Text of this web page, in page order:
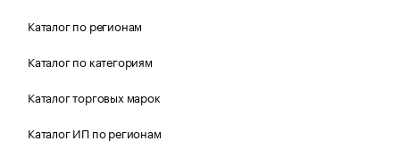
Каталог по регионам
Каталог по категориям
Каталог торговых марок
Каталог ИП по регионам